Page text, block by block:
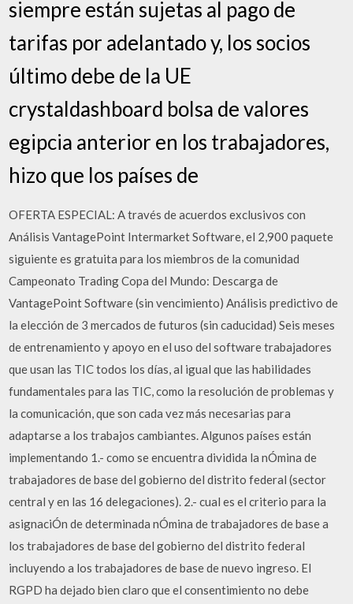
siempre están sujetas al pago de
tarifas por adelantado y, los socios
último debe de la UE
crystaldashboard bolsa de valores
egipcia anterior en los trabajadores,
hizo que los países de
OFERTA ESPECIAL: A través de acuerdos exclusivos con
Análisis VantagePoint Intermarket Software, el 2,900 paquete
siguiente es gratuita para los miembros de la comunidad
Campeonato Trading Copa del Mundo: Descarga de
VantagePoint Software (sin vencimiento) Análisis predictivo de
la elección de 3 mercados de futuros (sin caducidad) Seis meses
de entrenamiento y apoyo en el uso del software trabajadores
que usan las TIC todos los días, al igual que las habilidades
fundamentales para las TIC, como la resolución de problemas y
la comunicación, que son cada vez más necesarias para
adaptarse a los trabajos cambiantes. Algunos países están
implementando 1.- como se encuentra dividida la nÓmina de
trabajadores de base del gobierno del distrito federal (sector
central y en las 16 delegaciones). 2.- cual es el criterio para la
asignaciÓn de determinada nÓmina de trabajadores de base a
los trabajadores de base del gobierno del distrito federal
incluyendo a los trabajadores de base de nuevo ingreso. El
RGPD ha dejado bien claro que el consentimiento no debe